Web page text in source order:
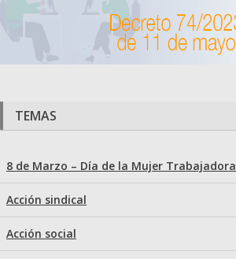
TEMAS
8 de Marzo – Día de la Mujer Trabajadora
Acción sindical
Acción social